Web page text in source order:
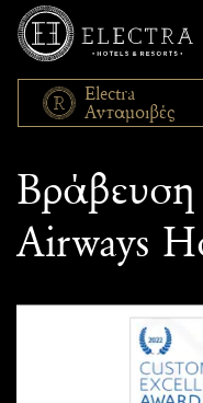
Electra
Ανταμοιβές
Τα νέα μας
Airways